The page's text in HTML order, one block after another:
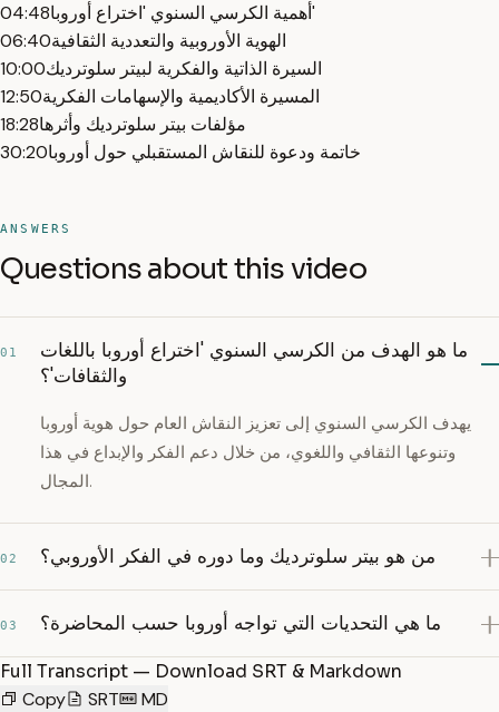
04:48
أهمية الكرسي السنوي 'اختراع أوروبا'
06:40الهوية الأوروبية والتعددية الثقافية
10:00السيرة الذاتية والفكرية لبيتر سلوترديك
12:50المسيرة الأكاديمية والإسهامات الفكرية
18:28مؤلفات بيتر سلوترديك وأثرها
30:20خاتمة ودعوة للنقاش المستقبلي حول أوروبا
ANSWERS
Questions about this video
01
ما هو الهدف من الكرسي السنوي 'اختراع أوروبا باللغات
والثقافات'؟
يهدف الكرسي السنوي إلى تعزيز النقاش العام حول هوية أوروبا
وتنوعها الثقافي واللغوي، من خلال دعم الفكر والإبداع في هذا
المجال.
02 من هو بيتر سلوترديك وما دوره في الفكر الأوروبي؟
03 ما هي التحديات التي تواجه أوروبا حسب المحاضرة؟
Full Transcript — Download SRT & Markdown
Copy
SRT MD